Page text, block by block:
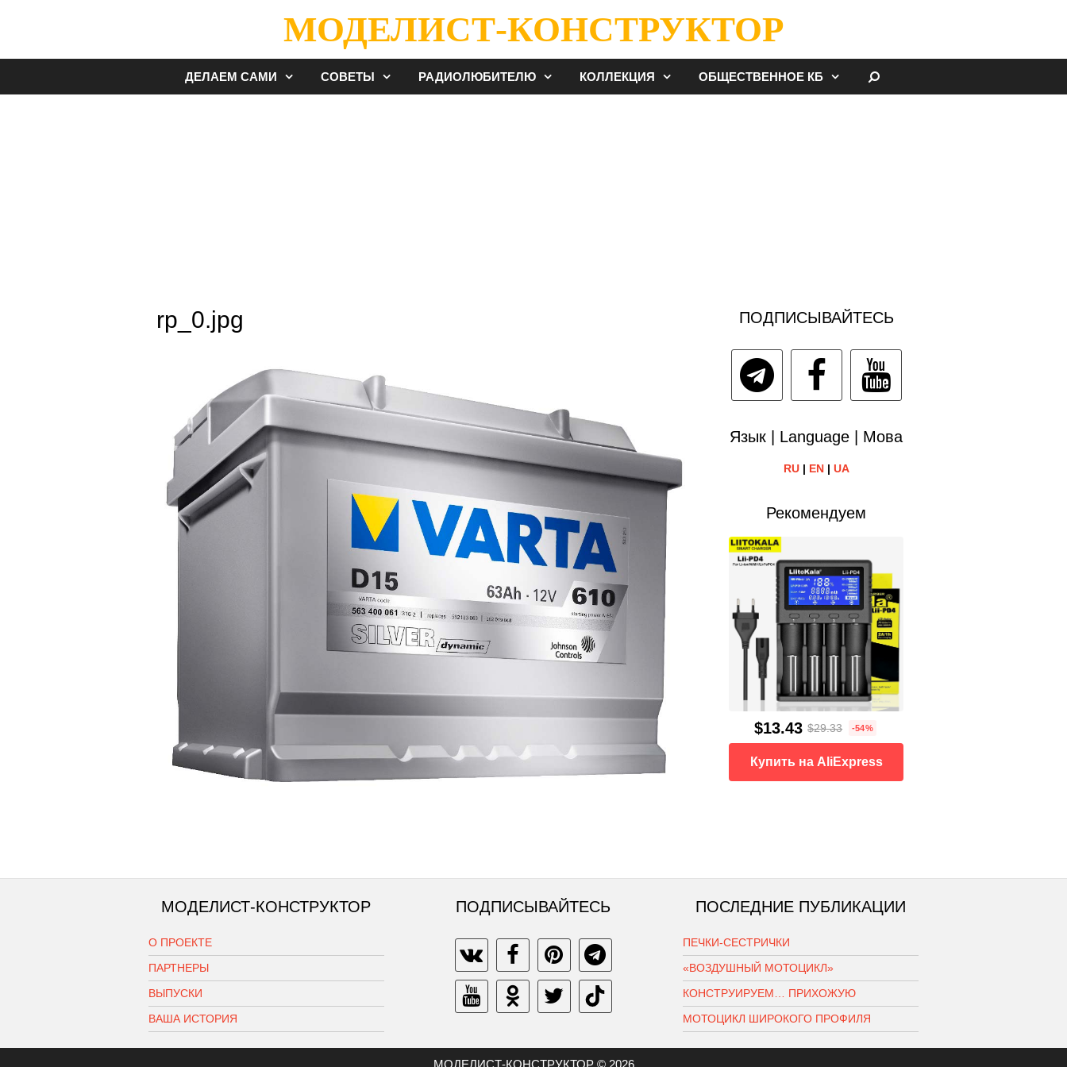
МОДЕЛИСТ-КОНСТРУКТОР
ДЕЛАЕМ САМИ СОВЕТЫ РАДИОЛЮБИТЕЛЮ КОЛЛЕКЦИЯ ОБЩЕСТВЕННОЕ КБ
rp_0.jpg ПОДПИСЫВАЙТЕСЬ
Язык | Language | Мова
RU| EN| UA
Рекомендуем
$13.43 $29.33 -54%
Купить на AliExpress
МОДЕЛИСТ-КОНСТРУКТОР
О ПРОЕКТЕ
ПАРТНЕРЫ
ВЫПУСКИ
ВАША ИСТОРИЯ
ПОДПИСЫВАЙТЕСЬ ПОСЛЕДНИЕ ПУБЛИКАЦИИ
ПЕЧКИ-СЕСТРИЧКИ
«ВОЗДУШНЫЙ МОТОЦИКЛ»
КОНСТРУИРУЕМ… ПРИХОЖУЮ
МОТОЦИКЛ ШИРОКОГО ПРОФИЛЯ